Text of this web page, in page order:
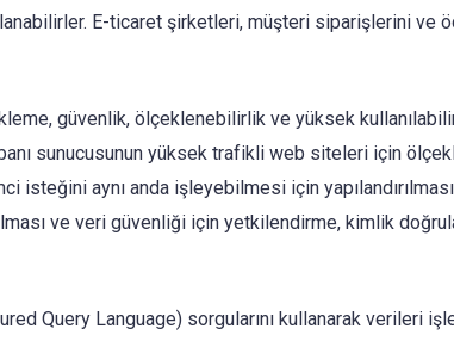
E-ticaret şirketleri, müşteri siparişlerini ve
güvenlik, ölçeklenebilirlik ve yüksek
sunucusunun yüksek trafikli web siteleri için
isteğini aynı anda işleyebilmesi için yapılandırılması
ve veri güvenliği için yetkilendirme, kimlik
Query Language) sorgularını kullanarak verileri